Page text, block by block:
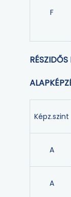
F
RÉSZIDŐS
Képz.szint
A
A